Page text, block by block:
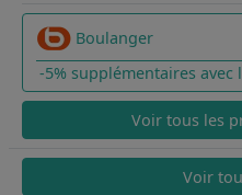
Boulanger
-5% supplémentaires avec
Voir tous les
Voir